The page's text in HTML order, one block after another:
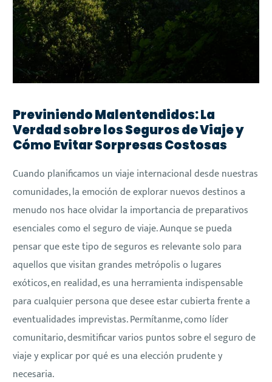
Previniendo Malentendidos: La
Verdad sobre los Seguros de Viaje y
Cómo Evitar Sorpresas Costosas
Cuando planificamos un viaje internacional desde nuestras
comunidades, la emoción de explorar nuevos destinos a
menudo nos hace olvidar la importancia de preparativos
esenciales como el seguro de viaje. Aunque se pueda
pensar que este tipo de seguros es relevante solo para
aquellos que visitan grandes metrópolis o lugares
exóticos, en realidad, es una herramienta indispensable
para cualquier persona que desee estar cubierta frente a
eventualidades imprevistas. Permítanme, como líder
comunitario, desmitificar varios puntos sobre el seguro de
viaje y explicar por qué es una elección prudente y
necesaria.